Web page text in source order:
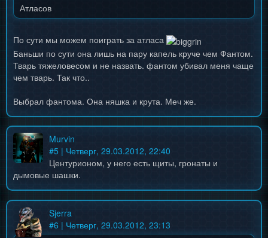
Атласов
По сути мы можем поиграть за атласа
Баньши по сути она лишь на пару капель круче чем Фантом.
Тварь тяжеловесом и не назвать. фантом убивал меня чаще
чем тварь. Так что..
Выбрал фантома. Она няшка и крута. Меч же.
Murvin
#5 | Четверг, 29.03.2012, 22:40
Центурионом, у него есть щиты, гронаты и
дымовые шашки.
Sjerra
#6 | Четверг, 29.03.2012, 23:13